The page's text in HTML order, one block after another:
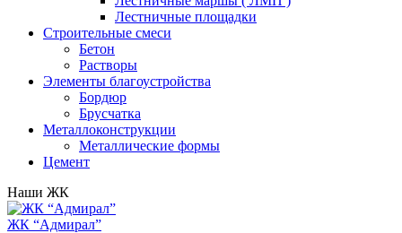
Лестничные площадки
Строительные смеси
Бетон
Растворы
Элементы благоустройства
Бордюр
Брусчатка
Металлоконструкции
Металлические формы
Цемент
Наши ЖК
ЖК “Адмирал”